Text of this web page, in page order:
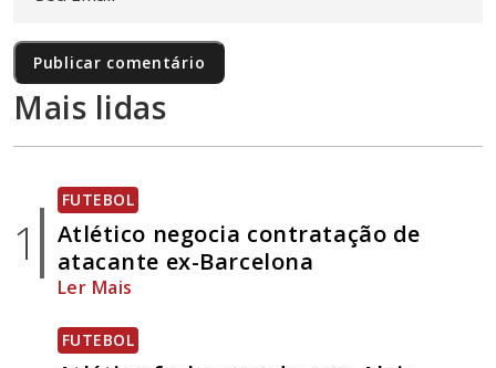
Mais lidas
1
FUTEBOL
Atlético negocia contratação de
atacante ex-Barcelona
Ler Mais
FUTEBOL